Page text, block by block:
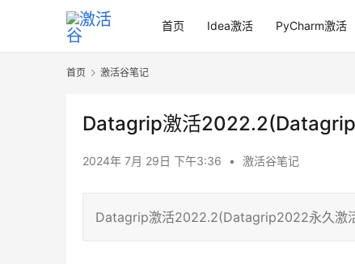
首页 Idea激活 PyCharm激活
首页 激活谷笔记
Datagrip激活
2024年 7月 29日 下午3:36 • 激活谷笔记
Datagrip激活2022.2(Datagrip2022永久激